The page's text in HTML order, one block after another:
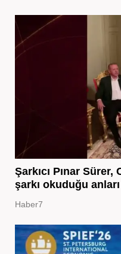
Şarkıcı Pınar
şarkı okuduğu
Haber7